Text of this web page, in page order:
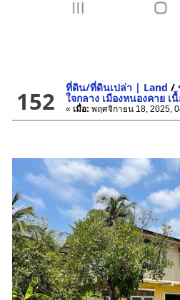
152 ที่ดิน/ที่ดินเปล่า | Land /
ใจกลาง เมืองหนองคาย เ
« เมื่อ: พฤศจิกายน 18, 2025,